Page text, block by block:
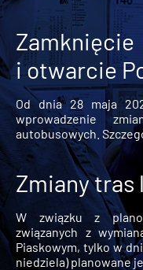
Zamknięcie
i otwarcie
Od dnia 28 maja
wprowadzenie
autobusowych.
Zmiany tras
W związku z
związanych z
Piaskowym, tylko w
niedziela) planowane